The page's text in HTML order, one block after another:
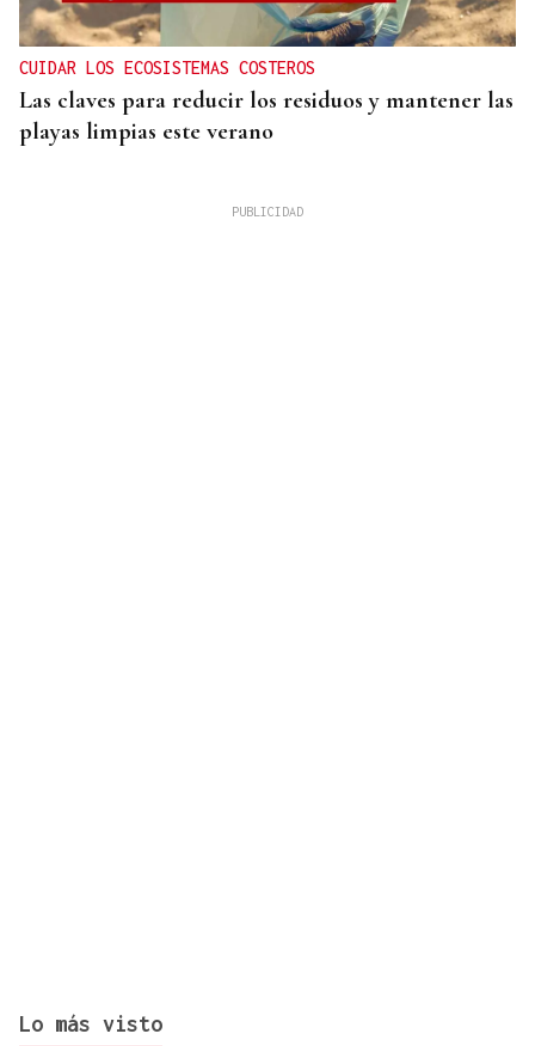
CUIDAR LOS ECOSISTEMAS COSTEROS
Las claves para reducir los residuos y mantener las
playas limpias este verano
Lo más visto